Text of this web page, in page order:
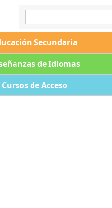
Secundaria
de Idiomas
Cursos de Acceso